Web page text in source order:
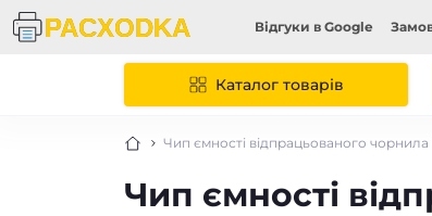
Відгуки в Google
Каталог товарів
Чип ємності відпрацьованого чорнила
Чип ємності